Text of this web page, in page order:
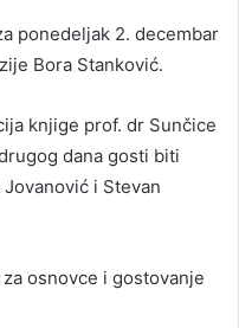
ponedeljak 2. decembar
Bora Stanković.
knjige prof. dr Sunčice
dana gosti biti
i Stevan
osnovce i gostovanje